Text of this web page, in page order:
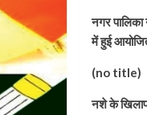
नगर पालिका
में हुई
(no title)
नशे के